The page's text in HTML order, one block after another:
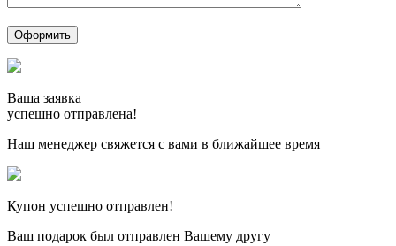
Ваша заявка
успешно отправлена!
Наш менеджер свяжется с вами в ближайшее время
Купон успешно отправлен!
Ваш подарок был отправлен Вашему другу